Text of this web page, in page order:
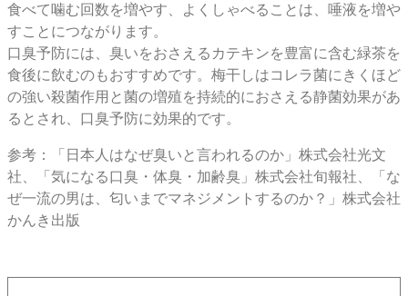
食べて噛む回数を増やす、よくしゃべることは、唾液を増や
すことにつながります。
口臭予防には、臭いをおさえるカテキンを豊富に含む緑茶を
食後に飲むのもおすすめです。梅干しはコレラ菌にきくほど
の強い殺菌作用と菌の増殖を持続的におさえる静菌効果があ
るとされ、口臭予防に効果的です。
参考：「日本人はなぜ臭いと言われるのか」株式会社光文
社、「気になる口臭・体臭・加齢臭」株式会社旬報社、「な
ぜ一流の男は、匂いまでマネジメントするのか？」株式会社
かんき出版